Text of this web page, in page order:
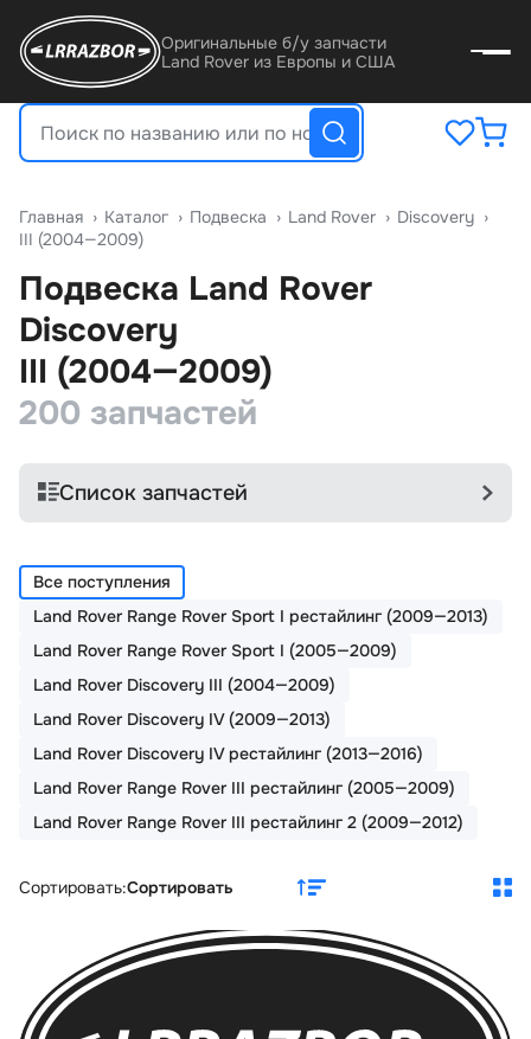
Оригинальные б/у запчасти
Land Rover из Европы и США
Главная › Катало › Подвеска › Land Rover › Discovery ›
III (2004—2009)
Подвеска Land Rover
Discovery
III (2004—2009)
200 запчастей
Список запчастей
Все поступления
Land Rover Range Rover Sport I рестайлинг (2009—2013)
Land Rover Range Rover Sport I (2005—2009)
Land Rover Discovery III (2004—2009)
Land Rover Discovery IV (2009—2013)
Land Rover Discovery IV рестайлинг (2013—2016)
Land Rover Range Rover III рестайлинг (2005—2009)
Land Rover Range Rover III рестайлинг 2 (2009—2012)
Сортировать:Сортировать